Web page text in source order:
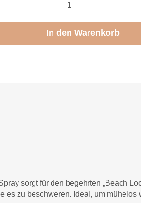
In den Warenkorb
sorgt für den begehrten „Beach
es zu beschweren. Ideal, um mühelos